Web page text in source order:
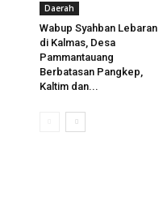
Daerah
Wabup Syahban Lebaran
di Kalmas, Desa
Pammantauang
Berbatasan Pangkep,
Kaltim dan...